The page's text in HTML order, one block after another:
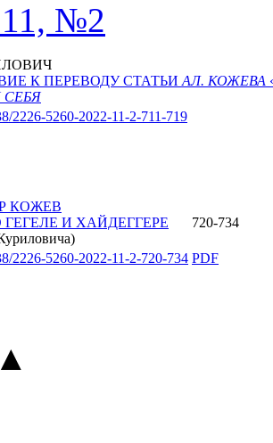
№2
К ПЕРЕВОДУ СТАТЬИ АЛ. КОЖЕВА
СЕБЯ
2226-5260-2022-11-2-711-719
КОЖЕВ
И ХАЙДЕГГЕРЕ
)
720-734
2226-5260-2022-11-2-720-734 PDF